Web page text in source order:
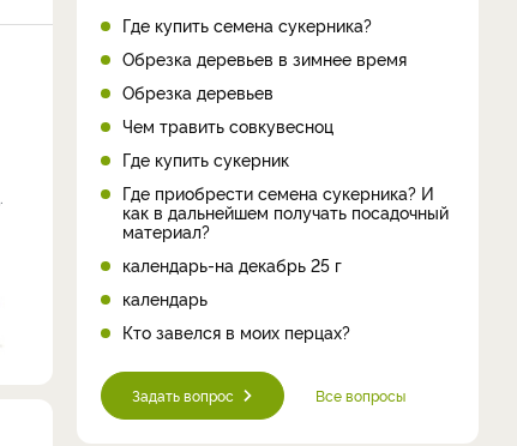
Где купить семена сукерника?
Обрезка деревьев в зимнее время
Обрезка деревьев
Чем травить совкувесноц
Где купить сукерник
Где приобрести семена сукерника? И
как в дальнейшем получать посадочный
материал?
календарь-на декабрь 25 г
календарь
Кто завелся в моих перцах?
Задать вопрос Все вопросы